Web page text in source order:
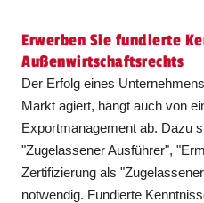
Erwerben Sie fundierte
Außenwirtschaftsrechts
Der Erfolg eines
Markt agiert, hängt auch von
Exportmanagement ab. Dazu
"Zugelassener Ausführer",
Zertifizierung als
notwendig. Fundierte